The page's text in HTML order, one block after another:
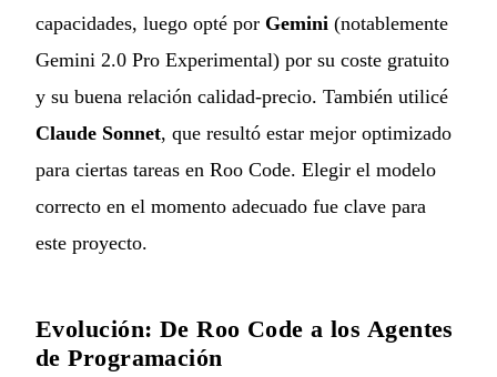
capacidades, luego opté por Gemini (notablemente
Gemini 2.0 Pro Experimental) por su coste gratuito
y su buena relación calidad-precio. También utilicé
Claude Sonnet, que resultó estar mejor optimizado
para ciertas tareas en Roo Code. Elegir el modelo
correcto en el momento adecuado fue clave para
este proyecto.
Evolución: De Roo Code a los Agentes
de Programación